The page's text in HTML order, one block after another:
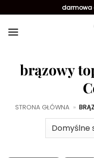
do
zawartości
darmowa
brązowy
STRONA GŁÓWNA »